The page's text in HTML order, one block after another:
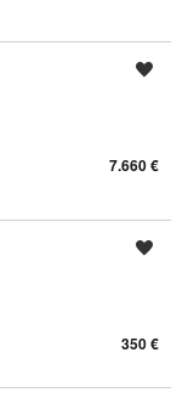
7.660 €
350 €